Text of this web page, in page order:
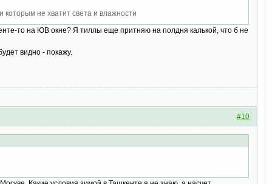
не хватит света и влажности
то на ЮВ окне? Я тиллы еще притняю на полдня калькой, что б не
видно - покажу.
#10